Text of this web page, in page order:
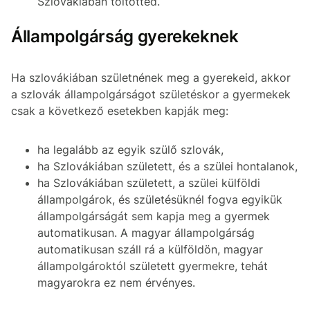
Állampolgárság gyerekeknek
Ha szlovákiában születnének meg a gyerekeid, akkor
a szlovák állampolgárságot születéskor a gyermekek
csak a következő esetekben kapják meg:
ha legalább az egyik szülő szlovák,
ha Szlovákiában született, és a szülei hontalanok,
ha Szlovákiában született, a szülei külföldi
állampolgárok, és születésüknél fogva egyikük
állampolgárságát sem kapja meg a gyermek
automatikusan. A magyar állampolgárság
automatikusan száll rá a külföldön, magyar
állampolgároktól született gyermekre, tehát
magyarokra ez nem érvényes.